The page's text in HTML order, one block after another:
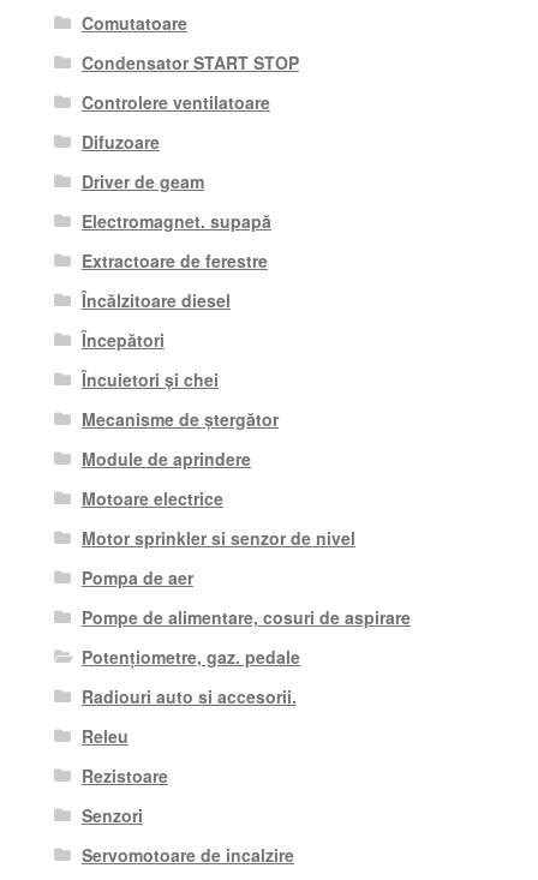
Comutatoare
Condensator START STOP
Controlere ventilatoare
Difuzoare
Driver de geam
Electromagnet. supapă
Extractoare de ferestre
Încălzitoare diesel
Începători
Încuietori și chei
Mecanisme de ștergător
Module de aprindere
Motoare electrice
Motor sprinkler si senzor de nivel
Pompa de aer
Pompe de alimentare, cosuri de aspirare
Potențiometre, gaz. pedale
Radiouri auto si accesorii.
Releu
Rezistoare
Senzori
Servomotoare de incalzire